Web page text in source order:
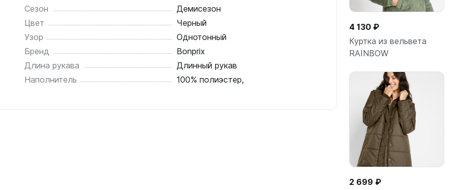
Подробнее
4 130 ₽
Куртка из вельвета
RAINBOW
2 699 ₽
Сезон
Демисезон
Цвет
Черный
Узор
Однотонный
Бренд
Bonprix
Длина рукава
Длинный рукав
Наполнитель
100% полиэстер,